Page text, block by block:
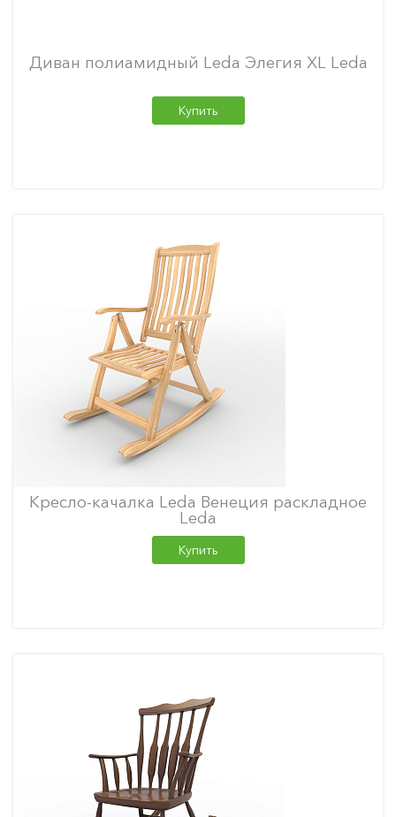
Диван полиамидный Leda Элегия XL Leda
Купить
Кресло-качалка Leda Венеция раскладное
Leda
Купить